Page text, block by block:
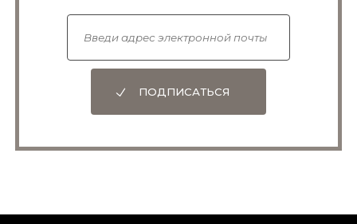
ПОДПИСАТЬСЯ